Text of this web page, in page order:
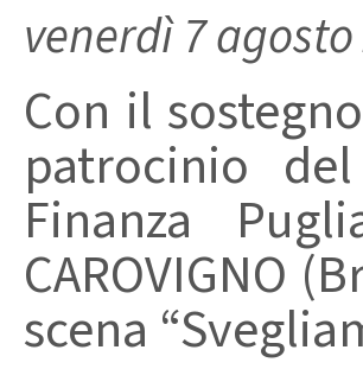
venerdì 7
Con il
patrocinio
Finanza
CAROVIGNO
scena